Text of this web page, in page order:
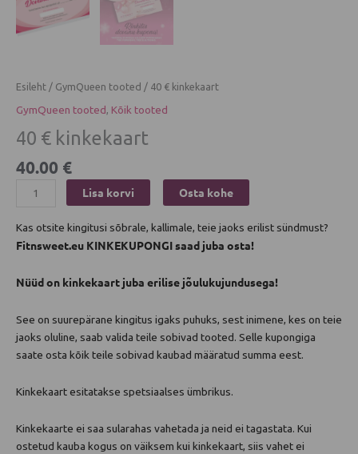
Esileht / GymQueen tooted / 40 € kinkekaart
GymQueen tooted, Kõik tooted
40 € kinkekaart
40.00 €
Lisa korvi Osta kohe
Kas otsite kingitusi sõbrale, kallimale, teie jaoks erilist sündmust?
Fitnsweet.eu KINKEKUPONGI saad juba osta!
Nüüd on kinkekaart juba erilise jõulukujundusega!
See on suurepärane kingitus igaks puhuks, sest inimene, kes on teie
jaoks oluline, saab valida teile sobivad tooted. Selle kupongiga
saate osta kõik teile sobivad kaubad määratud summa eest.
Kinkekaart esitatakse spetsiaalses ümbrikus.
Kinkekaarte ei saa sularahas vahetada ja neid ei tagastata. Kui
ostetud kauba kogus on väiksem kui kinkekaart, siis vahet ei